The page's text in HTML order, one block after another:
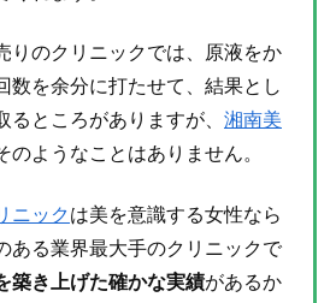
りのクリニックでは、原液をか
数を余分に打たせて、結果とし
るところがありますが、 湘南美
のようなことはありません。
ニックは美を意識する女性なら
ある業界最大手のクリニックで
築き上げた確かな実績があるか